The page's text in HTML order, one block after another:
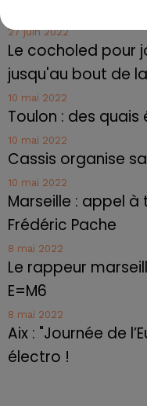
27 juin 2022
Le cocholed pour
jusqu'au bout de
10 mai 2022
Toulon : des
10 mai 2022
Cassis organise
10 mai 2022
Marseille : appel
Frédéric Pache
8 mai 2022
Le rappeur
E=M6
8 mai 2022
Aix : "Journée de
électro !